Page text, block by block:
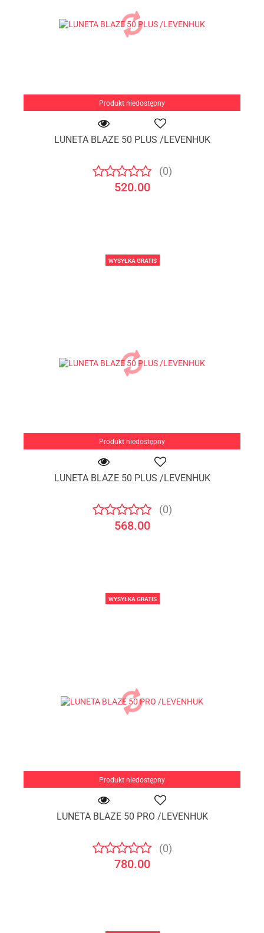
Produkt niedostępny
LUNETA BLAZE 50 PLUS /LEVENHUK
(0)
520.00
WYSYŁKA GRATIS
Produkt niedostępny
LUNETA BLAZE 50 PLUS /LEVENHUK
(0)
568.00
WYSYŁKA GRATIS
Produkt niedostępny
LUNETA BLAZE 50 PRO /LEVENHUK
(0)
780.00